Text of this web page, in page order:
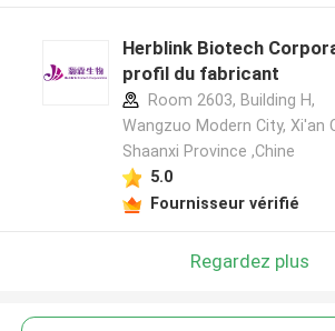
Herblink Biotech
profil du fabricant
Room 2603, Building H,
Wangzuo Modern City, Xi'an
Shaanxi Province ,Chine
5.0
Fournisseur vérifié
Regardez plus